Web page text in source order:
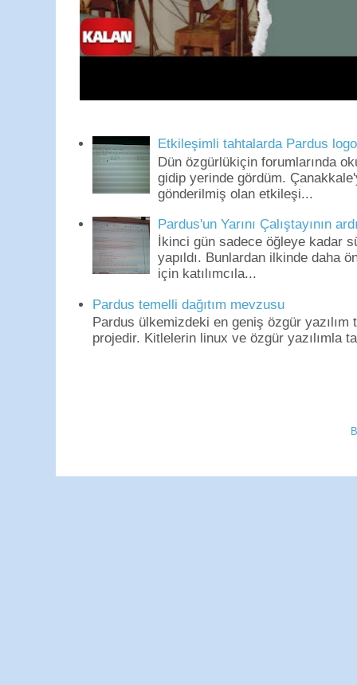
Etkileşimli tahtalarda Pardus
Dün özgürlükiçin forumlarında
gidip yerinde gördüm.
gönderilmiş olan etkileşi...
Pardus'un Yarını Çalıştayının
İkinci gün sadece öğleye kadar
yapıldı. Bunlardan ilkinde daha
için katılımcıla...
Pardus temelli dağıtım mevzusu
Pardus ülkemizdeki en geniş özgür
projedir. Kitlelerin linux ve özgür yazılımla